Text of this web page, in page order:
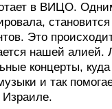
в ВИЦО.
Это
нашей алией.
концерты,
и так
Израиле.